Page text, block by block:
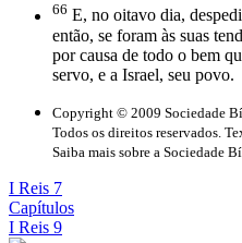
66 E, no oitavo dia,
então, se foram às suas
por causa de todo o bem
servo, e a Israel, seu povo.
Copyright © 2009 Sociedade
Todos os direitos reservados.
Saiba mais sobre a Sociedade
I Reis 7
Capítulos
I Reis 9